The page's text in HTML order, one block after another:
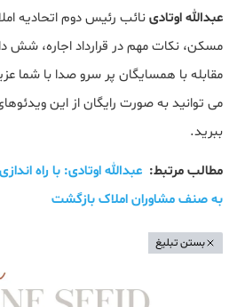
عبدالله اوتادینائب رئیس دوم اتحادیه
مسکن، نکات مهم در قرارداد اجاره، شش
مقابله با همسایگان پر سرو صدا با شما
می توانید به صورت رایگان از این
ببرید.
مطالب مرتبط: عبدالله اوتادی: با راه
به صنف مشاوران املاک بازگشت
بستن تبلیغ